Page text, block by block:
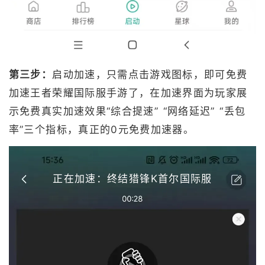
第三步： 启动加速，只需点击游戏图标，即可免费
加速王者荣耀国际服手游了，在加速界面为玩家展
示免费真实加速效果“综合提速” “网络延迟” “丢包
率”三个指标，真正的0元免费加速器。
正在加速：终结猎锋K首尔国际服